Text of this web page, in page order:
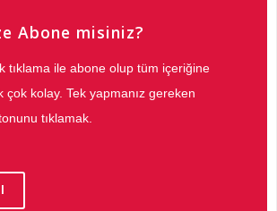
Abone misiniz?
tıklama ile abone olup tüm içeriğine
çok kolay. Tek yapmanız gereken
tıklamak.